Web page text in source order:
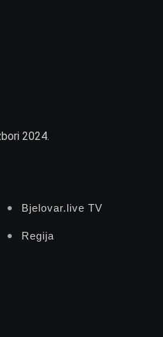
2024.
Bjelovar.live TV
Regija